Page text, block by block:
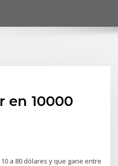
en 10000
a 80 dólares y que gane entre